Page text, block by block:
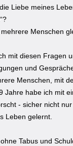
Liebe meines
Menschen
mit diesen Fragen
und
Menschen, mit
Jahre habe ich mit
- sicher nicht
Leben gelernt.
ohne Tabus und